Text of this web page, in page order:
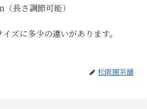
長さ調節可能）
ズに多少の違いがあります。
松阪園茶舗